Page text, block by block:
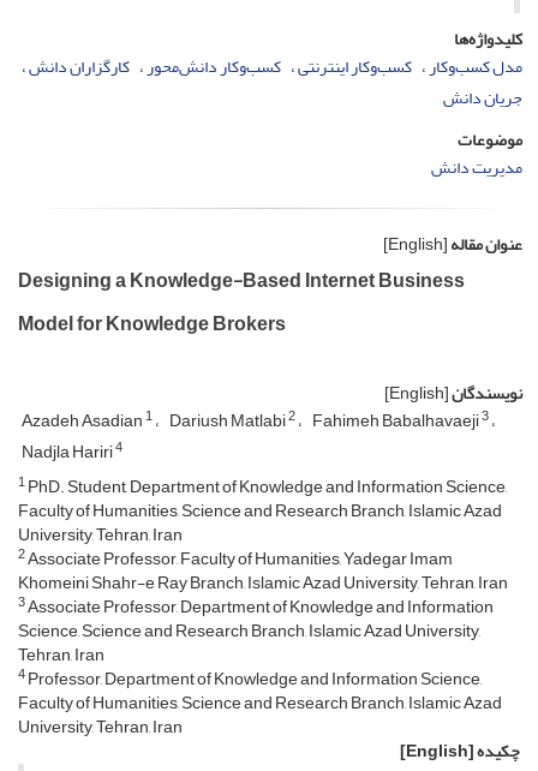
کلیدواژه‌ها
مدل کسب‌وکار کسب‌وکار اینترنتی کسب‌وکار دانش‌‌محور کارگزاران دانش
جریان دانش
موضوعات
مدیریت دانش
عنوان مقاله[English]
Designing a Knowledge-Based Internet Business
Model for Knowledge Brokers
نویسندگان[English]
Azadeh Asadian1 Dariush Matlabi2 Fahimeh Babalhavaeji3
Nadjla Hariri4
1PhD. Student, Department of Knowledge and Information Science,
Faculty of Humanities, Science and Research Branch, Islamic Azad
University, Tehran, Iran
2Associate Professor, Faculty of Humanities, Yadegar Imam
Khomeini Shahr-e Ray Branch, Islamic Azad University, Tehran, Iran
3Associate Professor, Department of Knowledge and Information
Science, Science and Research Branch, Islamic Azad University,
Tehran, Iran
4Professor, Department of Knowledge and Information Science,
Faculty of Humanities, Science and Research Branch, Islamic Azad
University, Tehran, Iran
چکیده[English]